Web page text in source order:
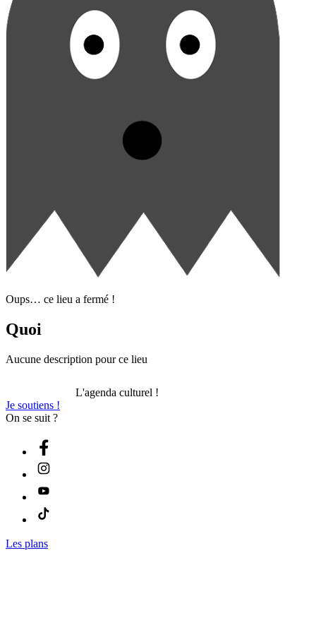
Oups… ce lieu a fermé !
Quoi
Aucune description pour ce lieu
L'agenda culturel !
Je soutiens !
On se suit ?
Les plans